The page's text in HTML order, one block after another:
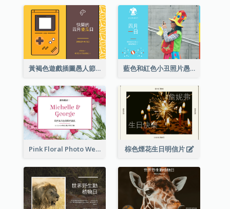
黃褐色遊戲插圖愚人節明信片 藍色和紅色小丑照片愚人節明信片
Pink Floral Photo Wedding Postcard 棕色煙花生日明信片